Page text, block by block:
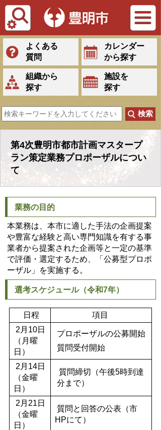
Tiếng Việt
よくある
質問
カレンダー
から探す
組織から
探す
施設を
探す
第4次豊明市都市計画マスタープ
ラン策定業務プロポーザルについ
て
業務の目的
本業務は、本市に適した手法の企画提案
や豊富な経験と高い専門知識を有する事
業者から提案された企画等と一定の基準
で評価・選定するため、「公募型プロポ
ーザル」を実施する。
選考スケジュール（令和7年）
日程
項目
2月10日
（月曜
日）
プロポーザルの公募開始
質問受付開始
2月14日
（金曜
日）
質問締切（午後5時到達
分まで）
2月21日
（金曜
日）
質問と回答の公表（市
HPにて）